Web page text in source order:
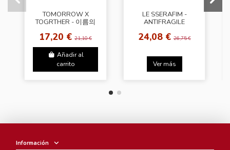
TOMORROW X
TOGRTHER - 이름의
[Lullaby Ver. -
Random Photobook]
17,20 €21,10 €
Añadir al
carrito
LE SSERAFIM -
ANTIFRAGILE
24,08 €26,75 €
Ver más
Información